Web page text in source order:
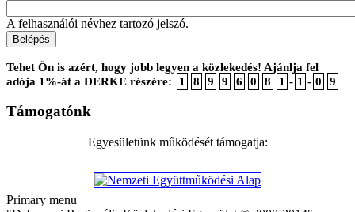
A felhasználói névhez tartozó jelszó.
Tehet Ön is azért, hogy jobb legyen a közlekedés! Ajánlja fel
adója 1%-át a DERKE részére:
1 8 9 9 6 0 8 1 - 1 - 0 9
Támogatónk
Egyesületünk működését támogatja:
Primary menu